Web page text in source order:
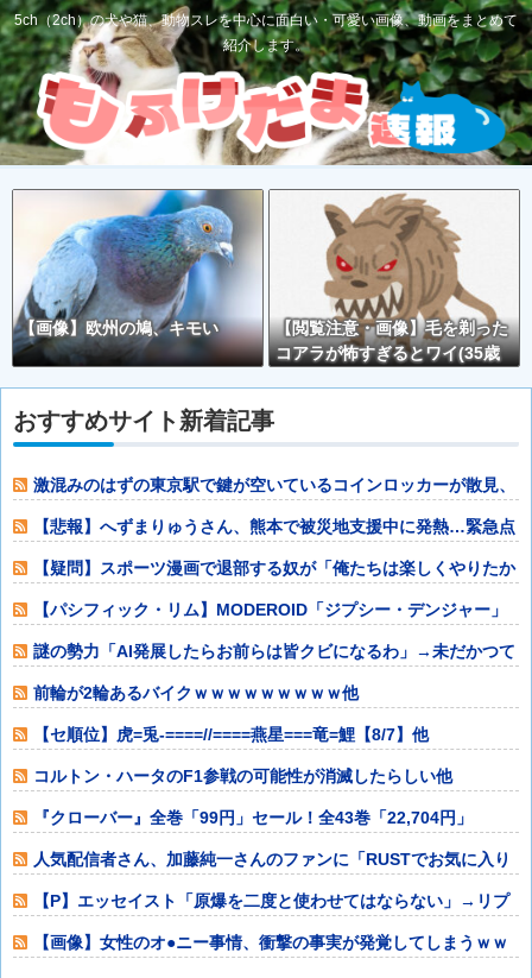
5ch（2ch）の犬や猫、動物スレを中心に面白い・可愛い画像、動画をまとめて
紹介します。
【画像】欧州の鳩、キモい
【閲覧注意・画像】毛を剃った
コアラが怖すぎるとワイ(35歳
おすすめサイト新着記事
激混みのはずの東京駅で鍵が空いているコインロッカーが散見、
「ラッキー」と
【悲報】へずまりゅうさん、熊本で被災地支援中に発熱…緊急点
滴で回復・・・
【疑問】スポーツ漫画で退部する奴が「俺たちは楽しくやりたか
ったんだよ」っ
【パシフィック・リム】MODEROID「ジプシー・デンジャー」
プラモデル
謎の勢力「AI発展したらお前らは皆クビになるわ」→未だかつて
AIのせいで
前輪が2輪あるバイクｗｗｗｗｗｗｗｗｗ他
【セ順位】虎=兎-====//====燕星===竜=鯉【8/7】他
コルトン・ハータのF1参戦の可能性が消滅したらしい他
『クローバー』全巻「99円」セール！全43巻「22,704円」
→「4,2
人気配信者さん、加藤純一さんのファンに「RUSTでお気に入り
の配信者が負
【P】エッセイスト「原爆を二度と使わせてはならない」→リプ
「もちろん中国
【画像】女性のオ●ニー事情、衝撃の事実が発覚してしまうｗｗ